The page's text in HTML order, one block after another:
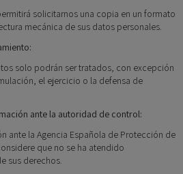
solicitarnos una copia en un formato
mecánica de sus datos personales.
solo podrán ser tratados, con excepción
el ejercicio o la defensa de
ante la autoridad de control:
ante la Agencia Española de Protección de
que no se ha atendido
sus derechos.